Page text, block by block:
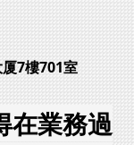
7樓701室
在業務過